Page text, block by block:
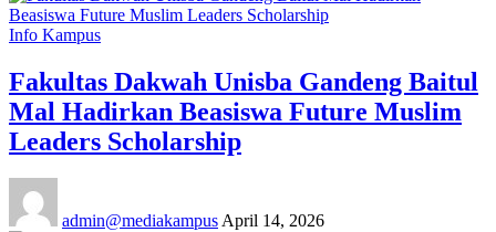
Info Kampus
Fakultas Dakwah Unisba Gandeng Baitul
Mal Hadirkan Beasiswa Future Muslim
Leaders Scholarship
admin@mediakampusApril 14, 2026